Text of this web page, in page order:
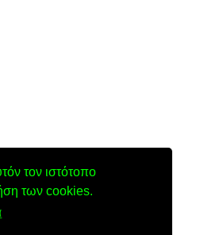
τον ιστότοπο
των cookies.